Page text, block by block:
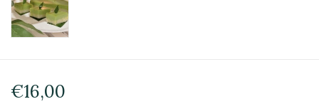
€16,00